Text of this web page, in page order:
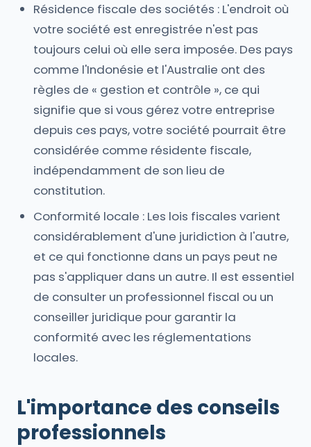
Résidence fiscale des sociétés : L'endroit où
votre société est enregistrée n'est pas
toujours celui où elle sera imposée. Des pays
comme l'Indonésie et l'Australie ont des
règles de « gestion et contrôle », ce qui
signifie que si vous gérez votre entreprise
depuis ces pays, votre société pourrait être
considérée comme résidente fiscale,
indépendamment de son lieu de
constitution.
Conformité locale : Les lois fiscales varient
considérablement d'une juridiction à l'autre,
et ce qui fonctionne dans un pays peut ne
pas s'appliquer dans un autre. Il est essentiel
de consulter un professionnel fiscal ou un
conseiller juridique pour garantir la
conformité avec les réglementations
locales.
L'importance des conseils
professionnels